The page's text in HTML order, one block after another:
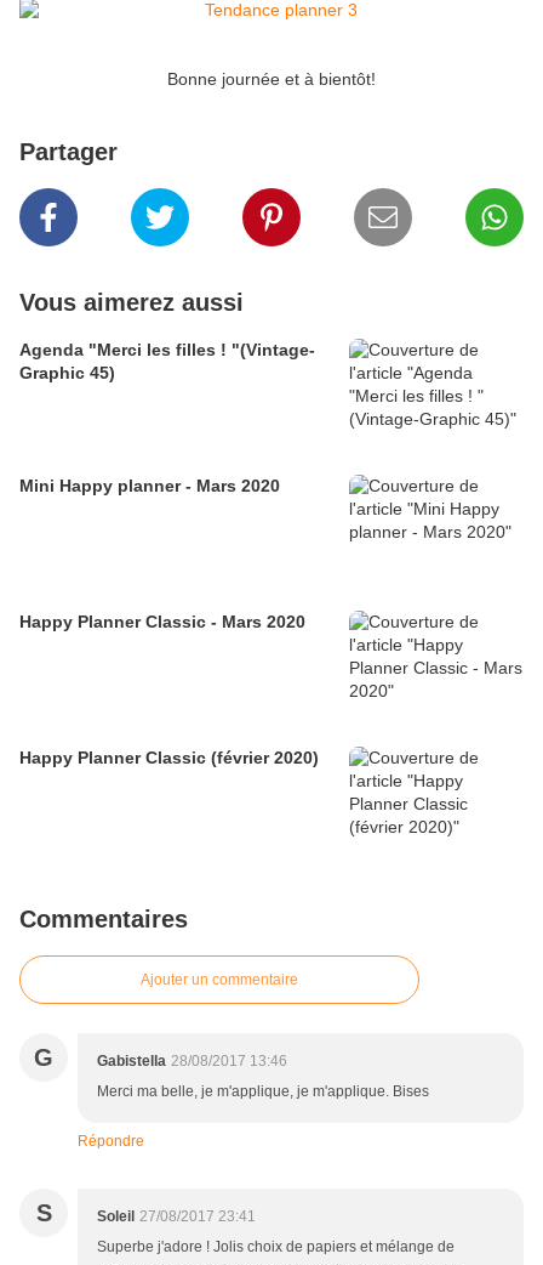
Bonne journée et à bientôt!
Partager
Vous aimerez aussi
Agenda "Merci les filles ! "(Vintage-
Graphic 45)
Mini Happy planner - Mars 2020
Happy Planner Classic - Mars 2020
Happy Planner Classic (février 2020)
Commentaires
Ajouter un commentaire
G Gabistella 28/08/2017 13:46
Merci ma belle, je m'applique, je m'applique. Bises
Répondre
S Soleil 27/08/2017 23:41
Superbe j'adore ! Jolis choix de papiers et mélange de